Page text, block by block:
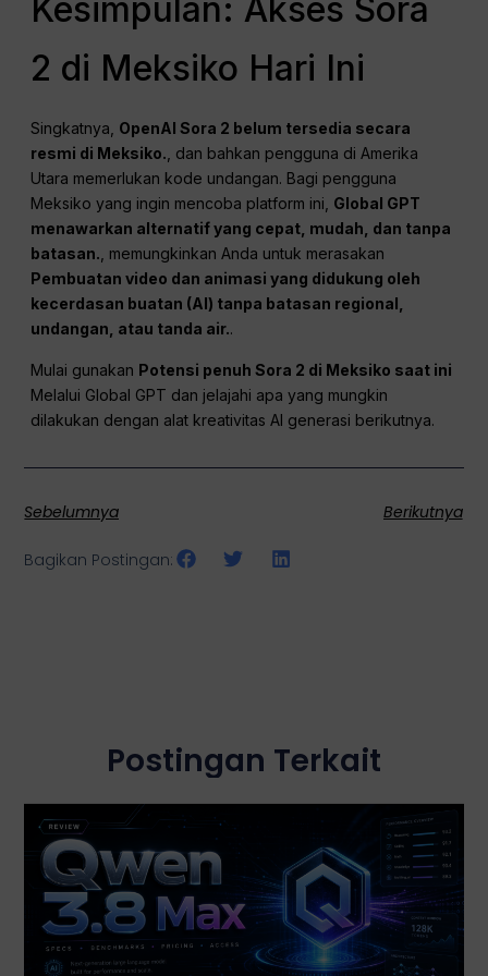
Kesimpulan: Akses Sora
2 di Meksiko Hari Ini
Singkatnya, OpenAI Sora 2 belum tersedia secara
resmi di Meksiko. , dan bahkan pengguna di Amerika
Utara memerlukan kode undangan. Bagi pengguna
Meksiko yang ingin mencoba platform ini, Global GPT
menawarkan alternatif yang cepat, mudah, dan tanpa
batasan. , memungkinkan Anda untuk merasakan
Pembuatan video dan animasi yang didukung oleh
kecerdasan buatan (AI) tanpa batasan regional,
undangan, atau tanda air..
Mulai gunakan Potensi penuh Sora 2 di Meksiko saat ini
Melalui Global GPT dan jelajahi apa yang mungkin
dilakukan dengan alat kreativitas AI generasi berikutnya.
Sebelumnya Berikutnya
Bagikan Postingan:
Postingan Terkait